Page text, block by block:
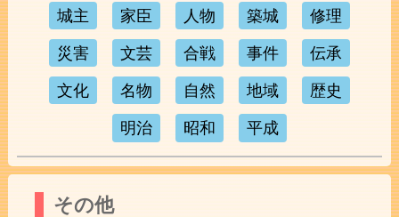
城主 家臣 人物 築城 修理
災害 文芸 合戦 事件 伝承
文化 名物 自然 地域 歴史
明治 昭和 平成
その他